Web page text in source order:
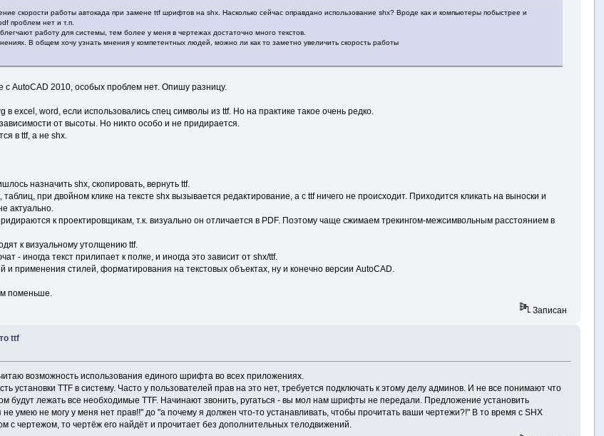
скорости работы автокада при замене ttf шрифтов на shx. Насколько сейчас оправдано использование shx? Вроде как и компьютеры побыстрее и
проблем нет и т.п.
работу для системы, тем более у меня в чертежах достаточно много текстов.
В общем хочу узнать мнения у компетентных людей, можно ли как то заметно увеличить скорость работы
с AutoCAD 2010, особых проблем нет. Опишу разницу.
в excel, word, если использовались спец символы из ttf. Но на практике такое очень редко.
от высоты. Но никто особо и не придирается.
в ttf, а не shx.
назначить shx, скопировать, вернуть ttf.
при двойном клике на тексте shx вызывается редактирование, а с ttf ничего не происходит. Приходится кликать на выноски и
актуально.
к проектировщикам, т.к. визуально он отличается в PDF. Поэтому чаще сжимаем трекингом-межсимвольным расстоянием в
к визуальному утолщению ttf.
- иногда текст прилипает к полке, и иногда это зависит от shx/ttf.
и применения стилей, форматирования на текстовых объектах, ну и конечно версии AutoCAD.
поменьше.
Записан
ttf
возможность использования единого шрифта во всех приложениях.
установки TTF в систему. Часто у пользователей прав на это нет, требуется подключать к этому делу админов. И не все понимают что
будут лежать все необходимые TTF. Начинают звонить, ругаться - вы мол нам шрифты не передали. Предложение установить
умею не могу у меня нет прав!!" до "а почему я должен что-то устанавливать, чтобы прочитать ваши чертежи?!" В то время с SHX
чертежом, то чертёж его найдёт и прочитает без дополнительных телодвижений.